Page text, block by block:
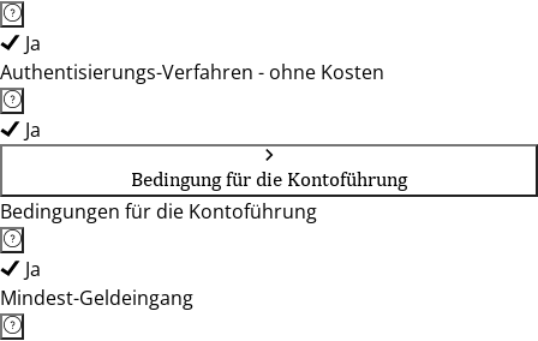
Ja
Authentisierungs-Verfahren - ohne Kosten
Ja
Bedingung für die Kontoführung
Bedingungen für die Kontoführung
Ja
Mindest-Geldeingang